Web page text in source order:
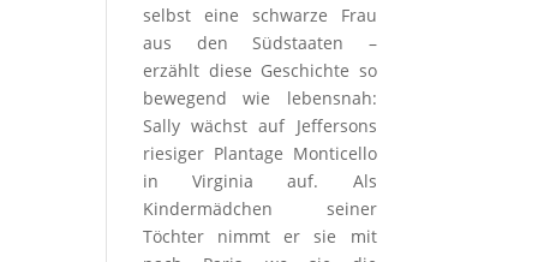
selbst eine schwarze Frau
aus den Südstaaten –
erzählt diese Geschichte so
bewegend wie lebensnah:
Sally wächst auf Jeffersons
riesiger Plantage Monticello
in Virginia auf. Als
Kindermädchen seiner
Töchter nimmt er sie mit